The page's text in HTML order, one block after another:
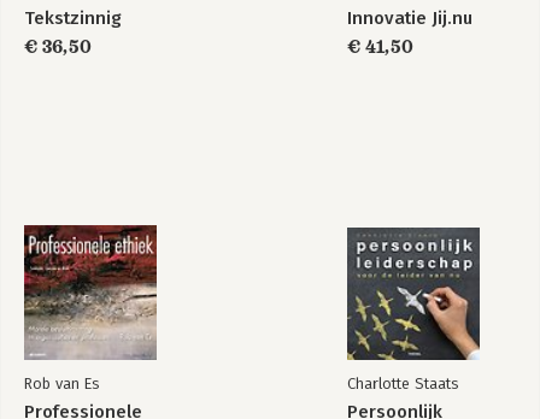
Tekstzinnig
€ 36,50
Innovatie Jij.nu
€ 41,50
Rob van Es
Professionele
Charlotte Staats
Persoonlijk